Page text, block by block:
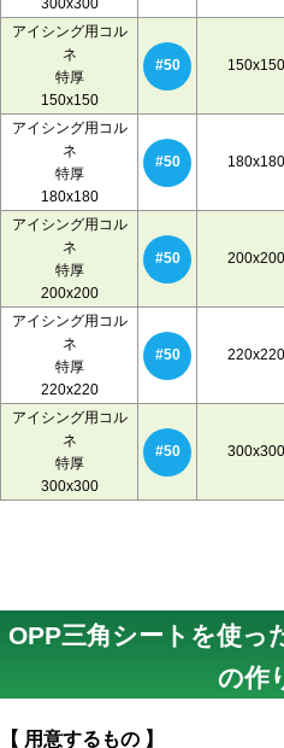
300x300
アイシング用コル
ネ
特厚
150x150
#50 150x150
アイシング用コル
ネ
特厚
180x180
#50 180x180
アイシング用コル
ネ
特厚
200x200
#50 200x200
アイシング用コル
ネ
特厚
220x220
#50 220x220
アイシング用コル
ネ
特厚
300x300
#50 300x300
OPP三角シートを使っ
の作
【 用意するもの 】